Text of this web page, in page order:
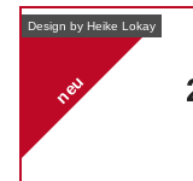
Design by Heike Lokay
neu